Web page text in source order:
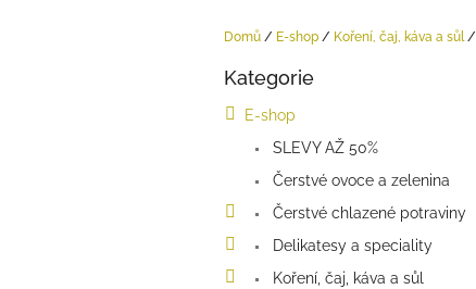
Domů / E-shop / Koření, čaj, káva a sůl /
Přeskočit
Kategorie
E-shop
SLEVY AŽ 50%
Čerstvé ovoce a zelenina
Čerstvé chlazené potraviny
Delikatesy a speciality
Koření, čaj, káva a sůl